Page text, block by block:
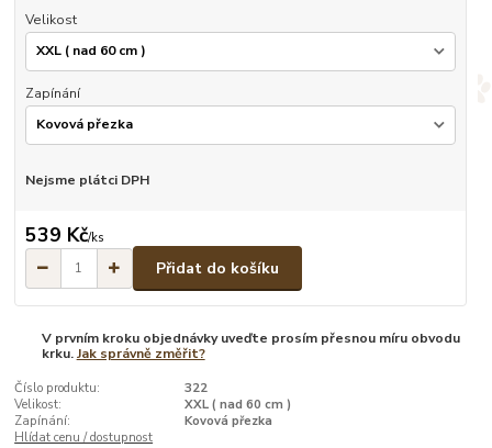
Velikost
Zapínání
Nejsme plátci DPH
539 Kč/ks
Přidat do košíku
V prvním kroku objednávky uveďte prosím přesnou míru obvodu
krku.Jak správně změřit?
Číslo produktu:
322
Velikost:
XXL ( nad 60 cm )
Zapínání:
Kovová přezka
Hlídat cenu / dostupnost